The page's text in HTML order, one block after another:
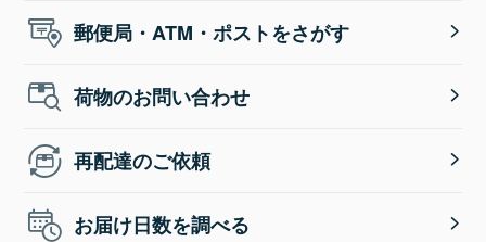
郵便局・ATM・ポストをさがす
荷物のお問い合わせ
再配達のご依頼
お届け日数を調べる